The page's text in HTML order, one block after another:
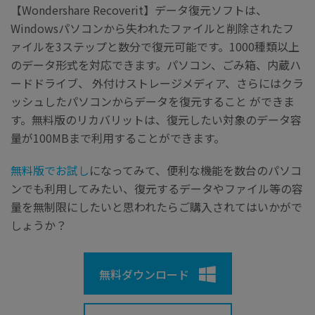
【Wondershare Recoverit】データ復元ソフトは、
Windowsパソコンから失われたファイルと削除されたフ
ァイルを3ステップと数分で復元可能です。1000種類以上
のデータ形式を対応できます。パソコン、ごみ箱、内蔵ハ
ードドライブ、 外付けストレージメディア、さらにはクラ
ッシュしたパソコンからデータを復元すること ができま
す。無料版のリカバリットは、復元したい対象のデータ容
量が100MBまで利用することができます。
無料版でお試しになってみて、便利な機能を数台のパソコ
ンでも利用してみたい、復元するデータやファイル等の容
量を無制限にしたいと思われたらご購入されてはいかがで
しょうか？
無料ダウンロード